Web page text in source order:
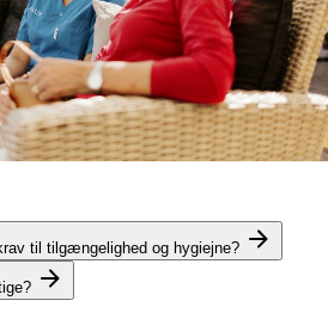
til tilgængelighed og hygiejne?